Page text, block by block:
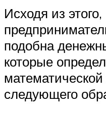
Исходя из этого,
подобна
которые
следующего